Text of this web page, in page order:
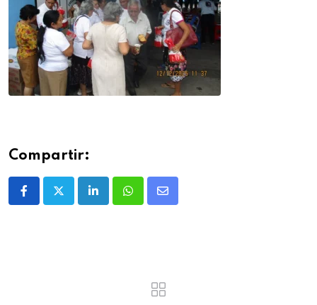
Compartir: